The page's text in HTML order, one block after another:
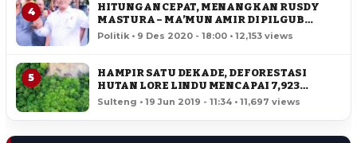
4
HITUNGAN CEPAT, MENANGKAN RUSDY
MASTURA – MA’MUN AMIR DI PILGUB
SULTENG
Politik • 9 Des 2020 - 18:00 • 12,153 views
5
HAMPIR SATU DEKADE, DEFORESTASI
HUTAN LORE LINDU MENCAPAI 7,923
HEKTAR
Sulteng • 19 Jun 2019 - 11:34 • 11,697 views